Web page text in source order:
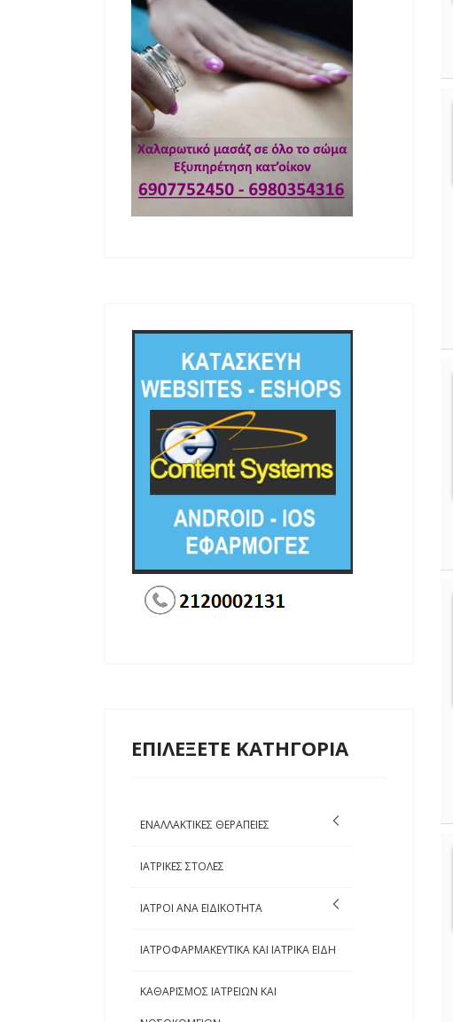
ΕΠΙΛΕΞΕΤΕ ΚΑΤΗΓΟΡΙΑ
ΕΝΑΛΛΑΚΤΙΚΕΣ ΘΕΡΑΠΕΙΕΣ
ΙΑΤΡΙΚΕΣ ΣΤΟΛΕΣ
ΙΑΤΡΟΙ ΑΝΑ ΕΙΔΙΚΟΤΗΤΑ
ΙΑΤΡΟΦΑΡΜΑΚΕΥΤΙΚΑ ΚΑΙ ΙΑΤΡΙΚΑ ΕΙΔΗ
ΚΑΘΑΡΙΣΜΟΣ ΙΑΤΡΕΙΩΝ ΚΑΙ